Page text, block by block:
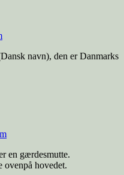
navn), den er Danmarks
en gærdesmutte.
ovenpå hovedet.